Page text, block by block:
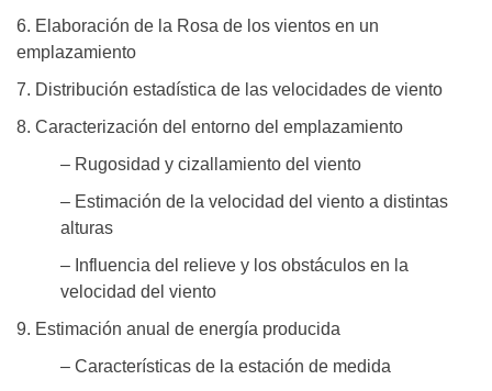
6. Elaboración de la Rosa de los vientos en un
emplazamiento
7. Distribución estadística de las velocidades de viento
8. Caracterización del entorno del emplazamiento
– Rugosidad y cizallamiento del viento
– Estimación de la velocidad del viento a distintas
alturas
– Influencia del relieve y los obstáculos en la
velocidad del viento
9. Estimación anual de energía producida
– Características de la estación de medida